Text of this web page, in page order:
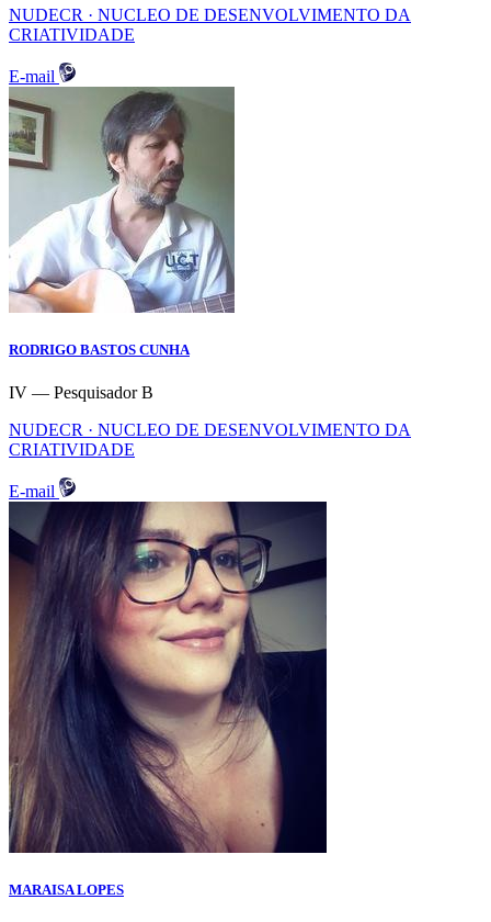
NUDECR · NUCLEO DE DESENVOLVIMENTO DA
CRIATIVIDADE
E-mail
RODRIGO BASTOS CUNHA
IV — Pesquisador B
NUDECR · NUCLEO DE DESENVOLVIMENTO DA
CRIATIVIDADE
E-mail
MARAISA LOPES